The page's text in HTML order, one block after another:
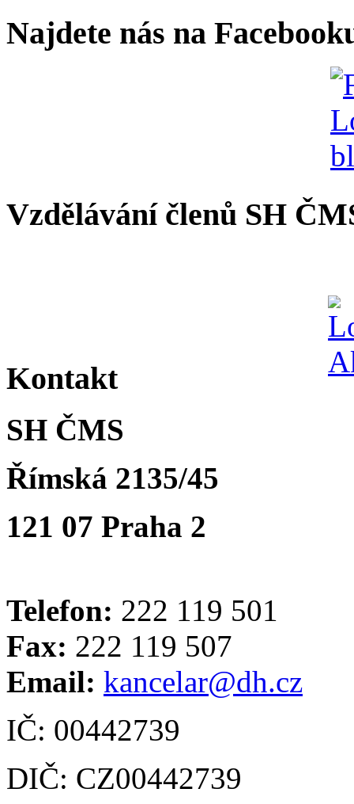
Najdete nás na
Vzdělávání členů SH
Kontakt
SH ČMS
Římská 2135/45
121 07 Praha 2
Telefon: 222 119 501
Fax: 222 119 507
Email: kancelar@dh.cz
IČ: 00442739
DIČ: CZ00442739